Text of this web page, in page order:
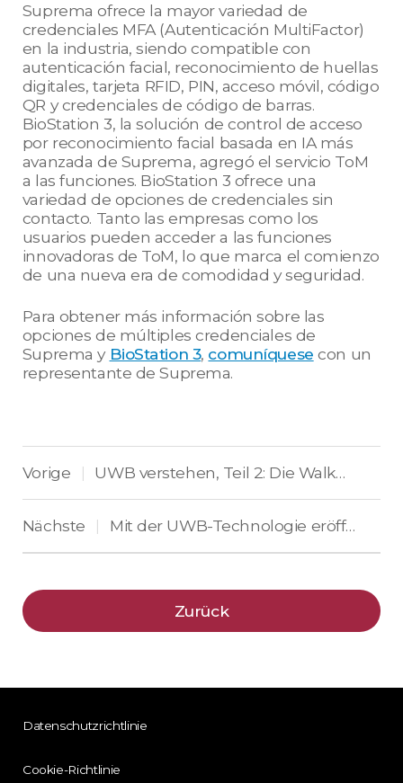
Suprema ofrece la mayor variedad de
credenciales MFA (Autenticación MultiFactor)
en la industria, siendo compatible con
autenticación facial, reconocimiento de huellas
digitales, tarjeta RFID, PIN, acceso móvil, código
QR y credenciales de código de barras.
BioStation 3, la solución de control de acceso
por reconocimiento facial basada en IA más
avanzada de Suprema, agregó el servicio ToM
a las funciones. BioStation 3 ofrece una
variedad de opciones de credenciales sin
contacto. Tanto las empresas como los
usuarios pueden acceder a las funciones
innovadoras de ToM, lo que marca el comienzo
de una nueva era de comodidad y seguridad.
Para obtener más información sobre las
opciones de múltiples credenciales de
Suprema y BioStation 3, comuníquese con un
representante de Suprema.
Vorige | UWB verstehen, Teil 2: Die Walk-Through Zutrittskontrolle wird bald realisiert
Nächste | Mit der UWB-Technologie eröffnet sich eine innovative Zukunft für die Zutrittskontrolle
Zurück
Datenschutzrichtlinie
Cookie-Richtlinie